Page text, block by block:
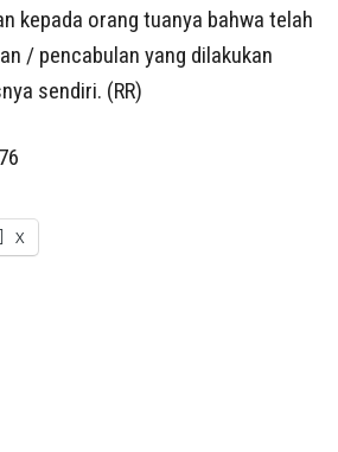
kepada orang tuanya bahwa telah
/ pencabulan yang dilakukan
sendiri. (RR)
X